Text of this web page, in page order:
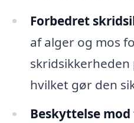
Forbedret
af alger og mos
skridsikkerheden
hvilket gør den
Beskyttelse